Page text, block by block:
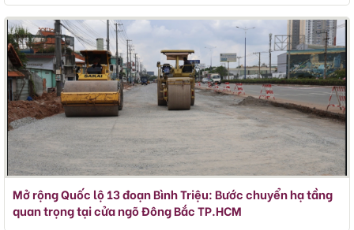
Mở rộng Quốc lộ 13 đoạn Bình Triệu: Bước chuyển hạ tầng
quan trọng tại cửa ngõ Đông Bắc TP.HCM